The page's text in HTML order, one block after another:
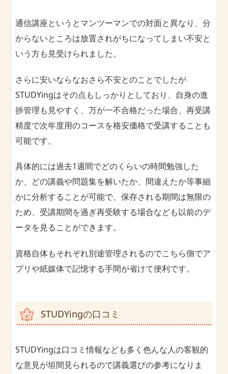
通信講座というとマンツーマンでの対面と異なり、分
からないところは放置されがちになってしまい不安と
いう方も見受けられました。
さらに安いならなおさら不安とのことでしたが
STUDYingはその点もしっかりとしており、自身の進
捗管理も見やすく、万が一不合格だった場合、再受講
精度で次年度用のコースを格安価格で受講することも
可能です。
具体的には過去1週間でどのくらいの時間勉強した
か、どの講義や問題集を解いたか、間違えたか等事細
かに分析することが可能で、保存される期間は無限の
ため、受講期間を過ぎ再受験する場合なども以前のデ
ータを見ることができます。
資格自体もそれぞれ別途管理されるのでこちら側でア
プリや紙媒体で記憶する手間が省けて便利です。
STUDYingの口コミ
STUDYingは口コミ情報なども多く色んな人の客観的
な意見が垣間見られるので講義選びの参考になりま